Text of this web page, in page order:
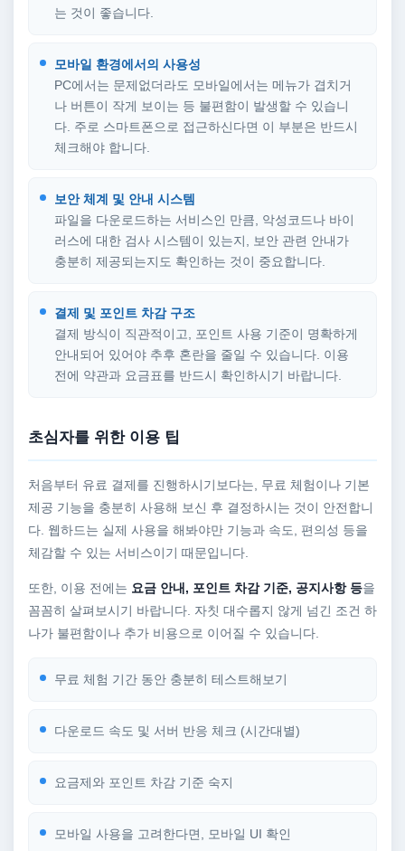
는 것이 좋습니다.
모바일 환경에서의 사용성
PC에서는 문제없더라도 모바일에서는 메뉴가 겹치거
나 버튼이 작게 보이는 등 불편함이 발생할 수 있습니
다. 주로 스마트폰으로 접근하신다면 이 부분은 반드시
체크해야 합니다.
보안 체계 및 안내 시스템
파일을 다운로드하는 서비스인 만큼, 악성코드나 바이
러스에 대한 검사 시스템이 있는지, 보안 관련 안내가
충분히 제공되는지도 확인하는 것이 중요합니다.
결제 및 포인트 차감 구조
결제 방식이 직관적이고, 포인트 사용 기준이 명확하게
안내되어 있어야 추후 혼란을 줄일 수 있습니다. 이용
전에 약관과 요금표를 반드시 확인하시기 바랍니다.
초심자를 위한 이용 팁
처음부터 유료 결제를 진행하시기보다는, 무료 체험이나 기본
제공 기능을 충분히 사용해 보신 후 결정하시는 것이 안전합니
다. 웹하드는 실제 사용을 해봐야만 기능과 속도, 편의성 등을
체감할 수 있는 서비스이기 때문입니다.
또한, 이용 전에는 요금 안내, 포인트 차감 기준, 공지사항 등을
꼼꼼히 살펴보시기 바랍니다. 자칫 대수롭지 않게 넘긴 조건 하
나가 불편함이나 추가 비용으로 이어질 수 있습니다.
무료 체험 기간 동안 충분히 테스트해보기
다운로드 속도 및 서버 반응 체크 (시간대별)
요금제와 포인트 차감 기준 숙지
모바일 사용을 고려한다면, 모바일 UI 확인